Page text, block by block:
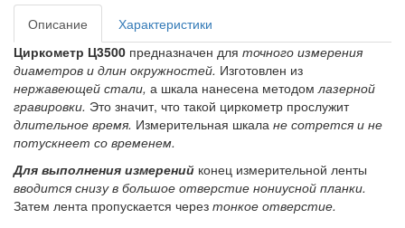
Описание
Характеристики
Циркометр Ц3500 предназначен для точного измерения
диаметров и длин окружностей. Изготовлен из
нержавеющей стали, а шкала нанесена методом лазерной
гравировки. Это значит, что такой циркометр прослужит
длительное время. Измерительная шкала не сотрется и не
потускнеет со временем.
Для выполнения измерений конец измерительной ленты
вводится снизу в большое отверстие нониусной планки.
Затем лента пропускается через тонкое отверстие.